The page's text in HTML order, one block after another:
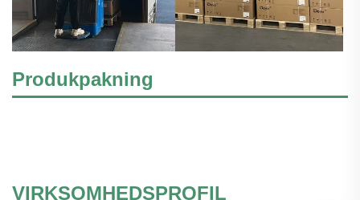
Produkpakning
VIRKSOMHEDSPROFIL